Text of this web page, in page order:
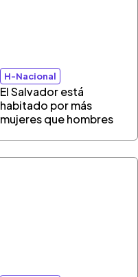
H-Nacional
El Salvador está
habitado por más
mujeres que hombres